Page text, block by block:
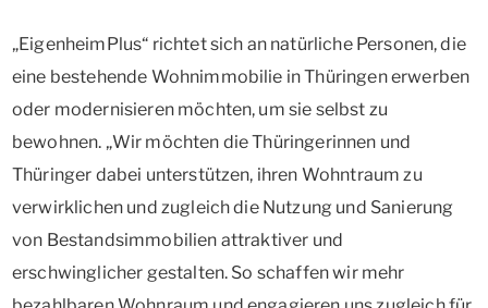
„EigenheimPlus“ richtet sich an natürliche Personen, die
eine bestehende Wohnimmobilie in Thüringen erwerben
oder modernisieren möchten, um sie selbst zu
bewohnen. „Wir möchten die Thüringerinnen und
Thüringer dabei unterstützen, ihren Wohntraum zu
verwirklichen und zugleich die Nutzung und Sanierung
von Bestandsimmobilien attraktiver und
erschwinglicher gestalten. So schaffen wir mehr